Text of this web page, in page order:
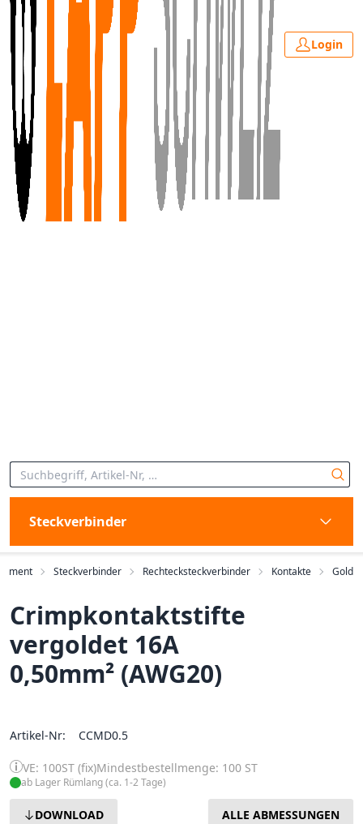
Login
Steckverbinder
Steckverbinder Rechtecksteckverbinder Kontakte Gold
Crimpkontaktstifte
vergoldet 16A
0,50mm² (AWG20)
Artikel-Nr: CCMD0.5
VE: 100ST (fix)Mindestbestellmenge: 100 ST
ab Lager Rümlang (ca. 1-2 Tage)
DOWNLOAD ALLE ABMESSUNGEN